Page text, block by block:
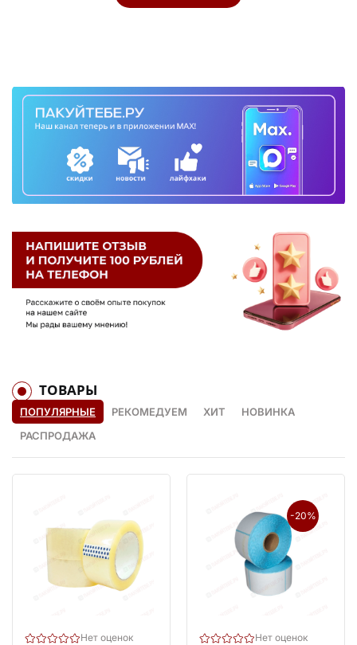
ТОВАРЫ
ПОПУЛЯРНЫЕ РЕКОМЕДУЕМ ХИТ
НОВИНКА
РАСПРОДАЖА
Нет оценок
-20%
Нет оценок